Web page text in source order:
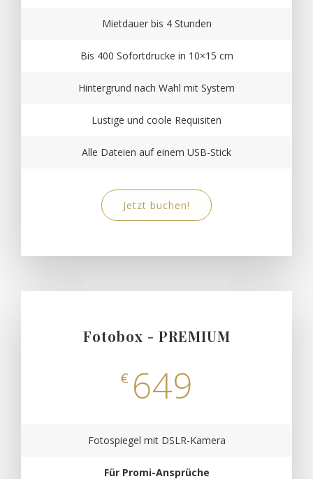
Mietdauer bis 4 Stunden
Bis 400 Sofortdrucke in 10×15 cm
Hintergrund nach Wahl mit System
Lustige und coole Requisiten
Alle Dateien auf einem USB-Stick
Jetzt buchen!
Fotobox - PREMIUM
€ 649
Fotospiegel mit DSLR-Kamera
Für Promi-Ansprüche